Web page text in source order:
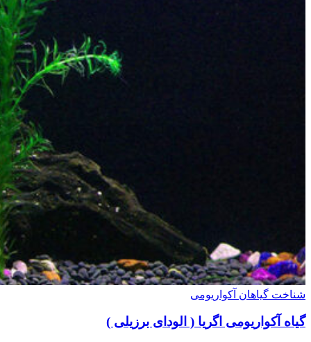
شناخت گیاهان آکواریومی
گیاه آکواریومی اگریا ( الودای برزیلی )